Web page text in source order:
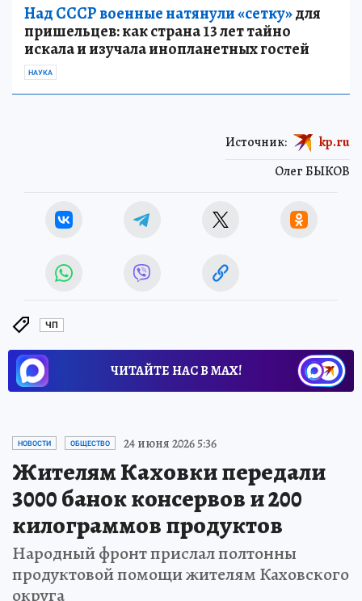
Над СССР военные натянули «сетку»для
пришельцев: как страна 13 лет тайно
искала и изучала инопланетных гостей
НАУКА
Олег БЫКОВ
Источник: kp.ru
ЧП
ЧИТАЙТЕ НАС В МАХ!
НОВОСТИ ОБЩЕСТВО 24 июня 2026 5:36
Жителям Каховки передали
3000 банок консервов и 200
килограммов продуктов
Народный фронт прислал полтонны
продуктовой помощи жителям Каховского
округа